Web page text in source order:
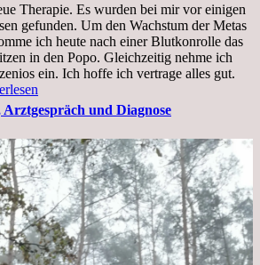
Therapie. Es wurden bei mir vor einigen
gefunden. Um den Wachstum der Metas
ich heute nach einer Blutkonrolle das
in den Popo. Gleichzeitig nehme ich
ein. Ich hoffe ich vertrage alles gut.
und Diagnose